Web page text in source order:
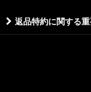
返品特約に関する